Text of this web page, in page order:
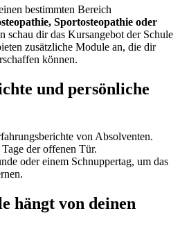
bestimmten Bereich
Sportosteopathie oder
schau dir das Kursangebot der Schule
zusätzliche Module an, die dir
können.
und persönliche
von Absolventen.
der offenen Tür.
oder einem Schnuppertag, um das
hängt von deinen